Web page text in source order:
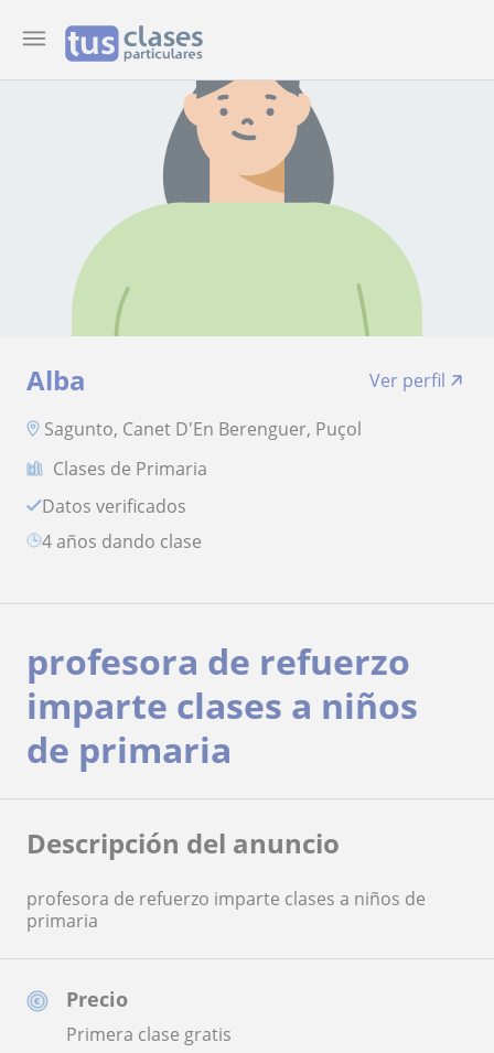
Alba
Ver perfil
Sagunto, Canet D'En Berenguer, Puçol
Clases de Primaria
Datos verificados
4 años dando clase
Precio
Primera clase gratis
profesora de refuerzo
imparte clases a niños
de primaria
Descripción del anuncio
profesora de refuerzo imparte clases a niños de
primaria